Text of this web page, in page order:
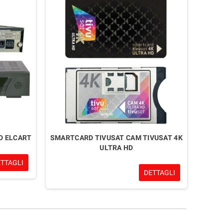
ELCART
SMARTCARD TIVUSAT CAM TIVUSAT 4K
ULTRA HD
DETTAGLI